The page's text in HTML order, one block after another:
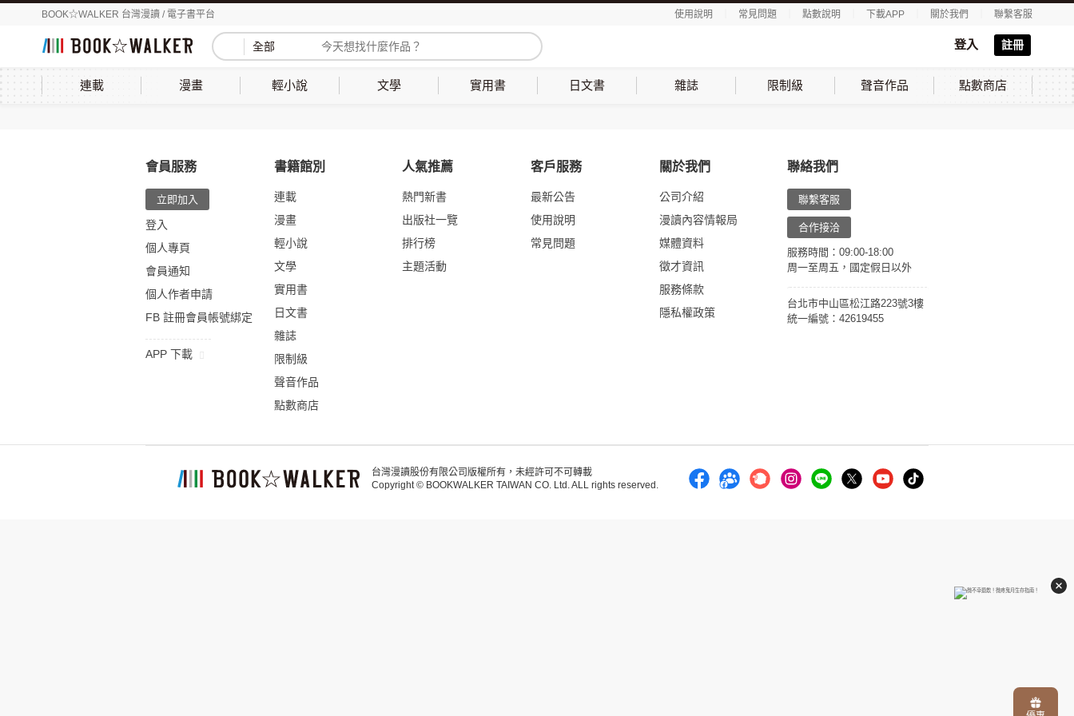
BOOK☆WALKER 台灣漫讀 / 電子書平台 使用說明 常見問題 點數說明 下載APP 關於我們 聯繫客服
全部 登入 註冊
連載 漫畫 輕小說 文學 實用書 日文書 雜誌 限制級 聲音作品 點數商店
會員服務
立即加入
登入
個人專頁
會員通知
個人作者申請
FB 註冊會員帳號綁定
APP 下載
書籍館別
連載
漫畫
輕小說
文學
實用書
日文書
雜誌
限制級
聲音作品
點數商店
人氣推薦
熱門新書
出版社一覽
排行榜
主題活動
客戶服務
最新公告
使用說明
常見問題
關於我們
公司介紹
漫讀內容情報局
媒體資料
徵才資訊
服務條款
隱私權政策
聯絡我們
聯繫客服
合作接洽
服務時間：09:00-18:00
周一至周五，國定假日以外
台北市中山區松江路223號3樓
統一編號：42619455
台灣漫讀股份有限公司版權所有，未經許可不可轉載
Copyright © BOOKWALKER TAIWAN CO. Ltd. ALL rights reserved.